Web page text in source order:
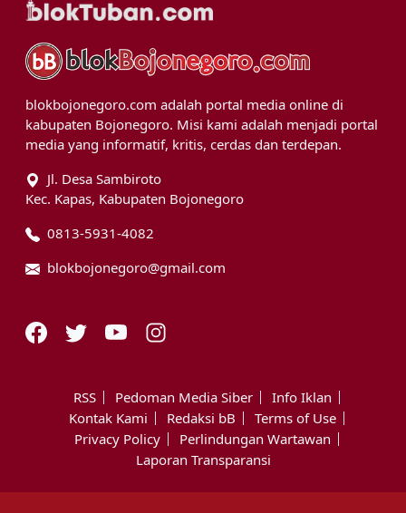
blokbojonegoro.com adalah portal media online di
kabupaten Bojonegoro. Misi kami adalah menjadi portal
media yang informatif, kritis, cerdas dan terdepan.
Jl. Desa Sambiroto
Kec. Kapas, Kabupaten Bojonegoro
0813-5931-4082
blokbojonegoro@gmail.com
RSS Pedoman Media Siber
Info Iklan
Kontak Kami
Redaksi bB
Terms of Use
Privacy Policy
Perlindungan Wartawan
Laporan Transparansi